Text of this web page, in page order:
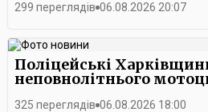
виконують у ранкові години, коли
максимально зволожити ґрунт, щоб
вологи на кілька годин.
удень і ввечері.У підприємстві
бригади продовжать працювати у
доки в Харкові триматиметься
299 переглядів 06.08.2026 20:07
Поліцейські
неповнолітнього
325 переглядів 06.08.2026 18:00